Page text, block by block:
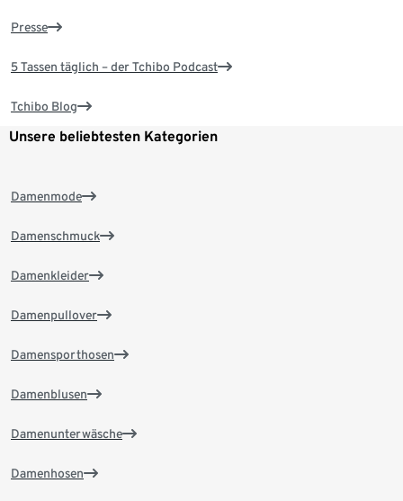
Presse
5 Tassen täglich – der Tchibo Podcast
Tchibo Blog
Unsere beliebtesten Kategorien
Damenmode
Damenschmuck
Damenkleider
Damenpullover
Damensporthosen
Damenblusen
Damenunterwäsche
Damenhosen